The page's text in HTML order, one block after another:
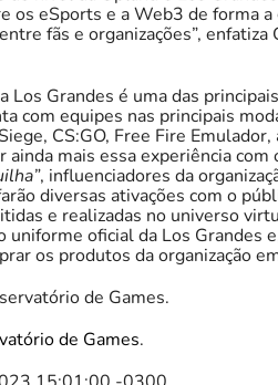
os eSports e a Web3 de forma
fãs e organizações”,
Los Grandes é uma das
com equipes nas principais
CS:GO, Free Fire
ainda mais essa experiência com
, influenciadores da
diversas ativações com o
e realizadas no universo
uniforme oficial da Los Grandes
os produtos da organização
de Games.
de Games.